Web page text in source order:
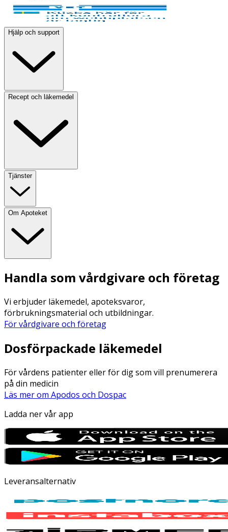
Hjälp och support
Recept och läkemedel
Tjänster
Om Apoteket
Handla som vårdgivare och företag
Vi erbjuder läkemedel, apoteksvaror,
förbrukningsmaterial och utbildningar.
För vårdgivare och företag
Dosförpackade läkemedel
För vårdens patienter eller för dig som vill prenumerera
på din medicin
Läs mer om Apodos och Dospac
Ladda ner vår app
Leveransalternativ